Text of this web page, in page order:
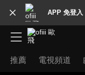
APP 免登入
推薦 電視頻道